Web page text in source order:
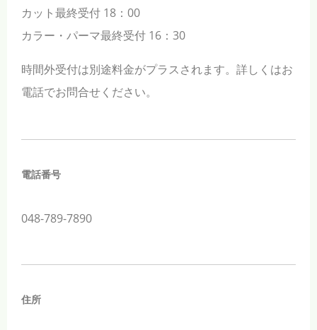
カット最終受付 18：00
カラー・パーマ最終受付 16：30
時間外受付は別途料金がプラスされます。詳しくはお
電話でお問合せください。
電話番号
048-789-7890
住所